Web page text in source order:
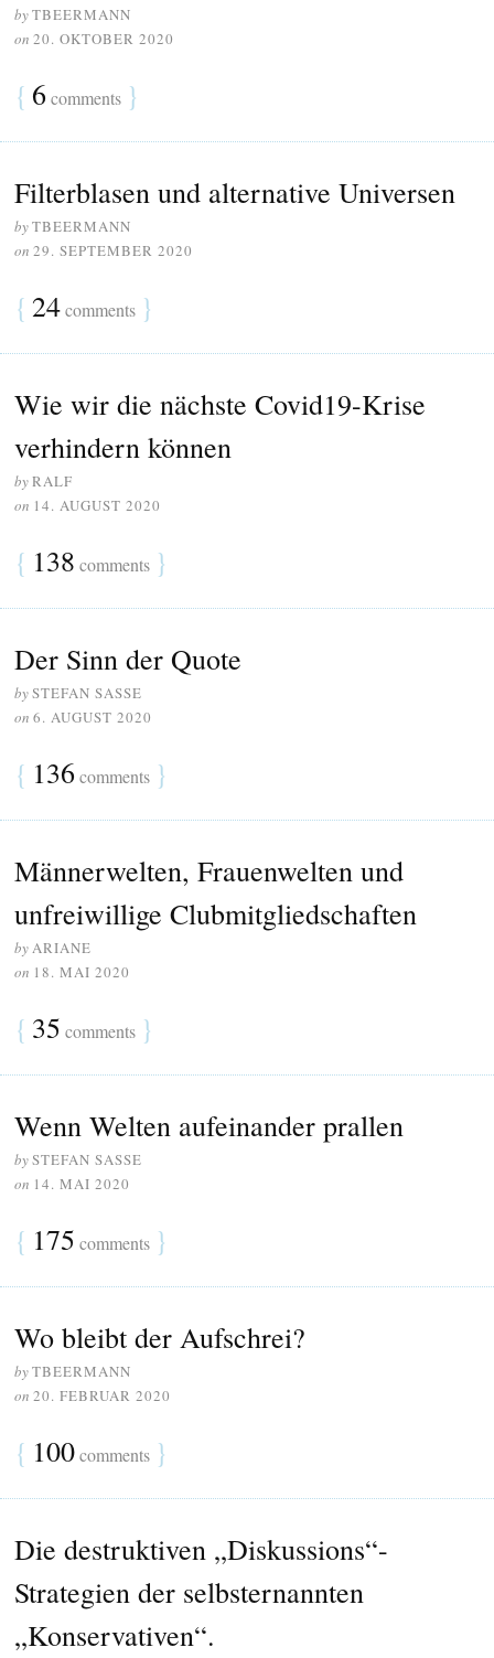
byTBEERMANN
on 20. OKTOBER 2020
{ 6 comments }
Filterblasen und alternative Universen
byTBEERMANN
on 29. SEPTEMBER 2020
{ 24comments }
Wie wir die nächste Covid19-Krise
verhindern können
byRALF
on 14. AUGUST 2020
{ 138 comments }
Der Sinn der Quote
bySTEFAN SASSE
on 6. AUGUST 2020
{ 136 comments }
Männerwelten, Frauenwelten und
unfreiwillige Clubmitgliedschaften
byARIANE
on 18. MAI 2020
{ 35 comments }
Wenn Welten aufeinander prallen
bySTEFAN SASSE
on 14. MAI 2020
{ 175 comments }
Wo bleibt der Aufschrei?
byTBEERMANN
on 20. FEBRUAR 2020
{ 100comments }
Die destruktiven „Diskussions“-
Strategien der selbsternannten
„Konservativen“.